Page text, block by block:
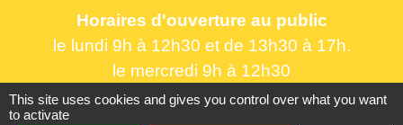
Horaires d'ouverture au public
le lundi 9h à 12h30 et de 13h30 à 17h.
le mercredi 9h à 12h30
le vendredi 16h à 18h30
This site uses cookies and gives you control over what you want
to activate